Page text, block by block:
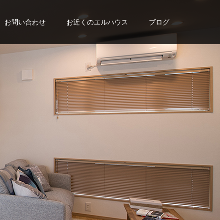
お問い合わせ お近くのエルハウス ブログ